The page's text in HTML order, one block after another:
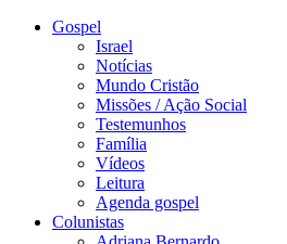
Gospel
Israel
Notícias
Mundo Cristão
Missões / Ação Social
Testemunhos
Família
Vídeos
Leitura
Agenda gospel
Colunistas